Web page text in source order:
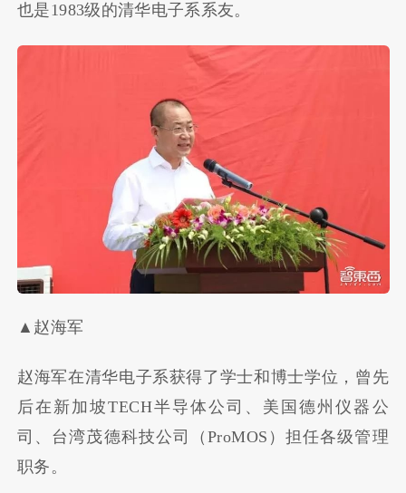
也是1983级的清华电子系系友。
▲赵海军
赵海军在清华电子系获得了学士和博士学位，曾先
后在新加坡TECH半导体公司、美国德州仪器公
司、台湾茂德科技公司（ProMOS）担任各级管理
职务。